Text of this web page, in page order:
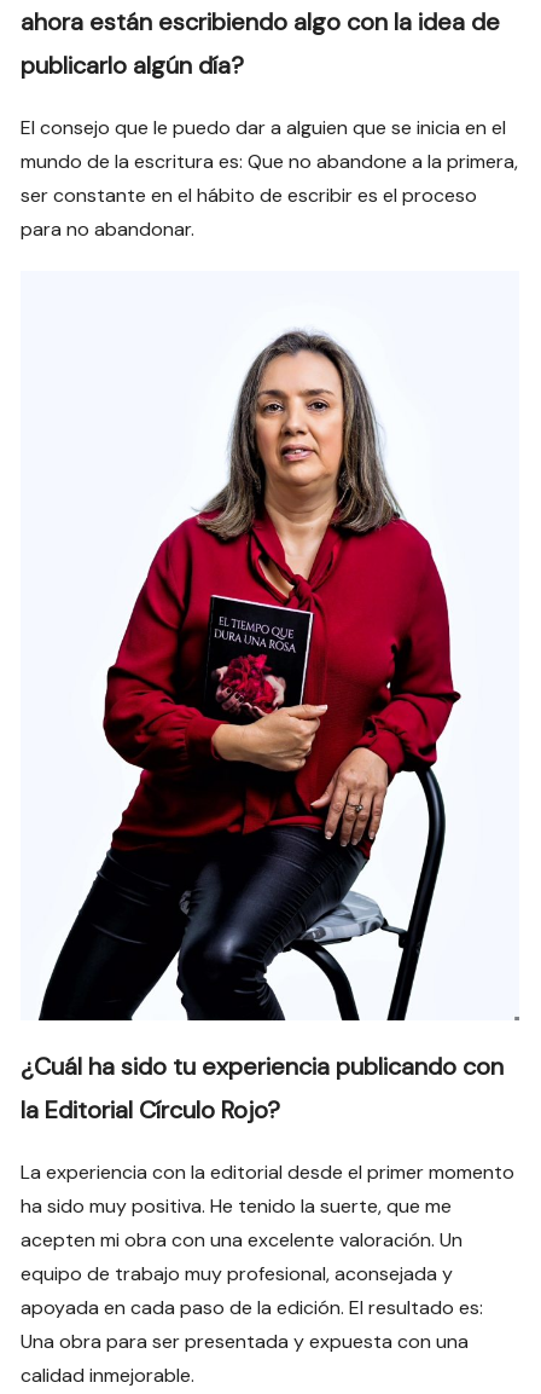
ahora están escribiendo algo con la idea de
publicarlo algún día?
El consejo que le puedo dar a alguien que se inicia en el
mundo de la escritura es: Que no abandone a la primera,
ser constante en el hábito de escribir es el proceso
para no abandonar.
¿Cuál ha sido tu experiencia publicando con
la Editorial Círculo Rojo?
La experiencia con la editorial desde el primer momento
ha sido muy positiva. He tenido la suerte, que me
acepten mi obra con una excelente valoración. Un
equipo de trabajo muy profesional, aconsejada y
apoyada en cada paso de la edición. El resultado es:
Una obra para ser presentada y expuesta con una
calidad inmejorable.